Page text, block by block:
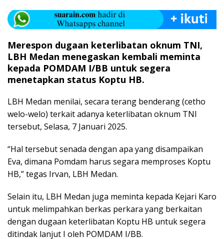
Merespon dugaan keterlibatan oknum TNI,
LBH Medan menegaskan kembali meminta
kepada POMDAM I/BB untuk segera
menetapkan status Koptu HB.
LBH Medan menilai, secara terang benderang (cetho
welo-welo) terkait adanya keterlibatan oknum TNI
tersebut, Selasa, 7 Januari 2025.
“Hal tersebut senada dengan apa yang disampaikan
Eva, dimana Pomdam harus segara memproses Koptu
HB,” tegas Irvan, LBH Medan.
Selain itu, LBH Medan juga meminta kepada Kejari Karo
untuk melimpahkan berkas perkara yang berkaitan
dengan dugaan keterlibatan Koptu HB untuk segera
ditindak lanjut I oleh POMDAM I/BB.